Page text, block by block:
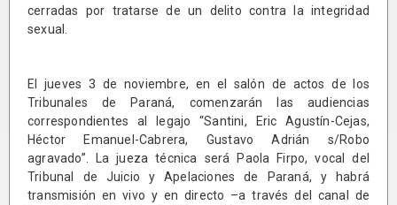
cerradas por tratarse de un delito contra la integridad
sexual.
El jueves 3 de noviembre, en el salón de actos de los
Tribunales de Paraná, comenzarán las audiencias
correspondientes al legajo “Santini, Eric Agustín-Cejas,
Héctor Emanuel-Cabrera, Gustavo Adrián s/Robo
agravado”. La jueza técnica será Paola Firpo, vocal del
Tribunal de Juicio y Apelaciones de Paraná, y habrá
transmisión en vivo y en directo –a través del canal de